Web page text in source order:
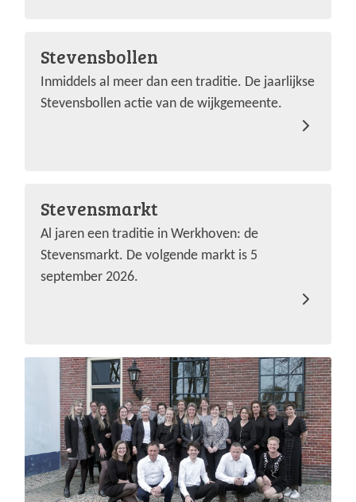
Stevensbollen
Inmiddels al meer dan een traditie. De jaarlijkse
Stevensbollen actie van de wijkgemeente.
Stevensmarkt
Al jaren een traditie in Werkhoven: de
Stevensmarkt. De volgende markt is 5
september 2026.